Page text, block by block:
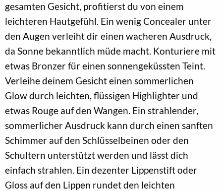
gesamten Gesicht, profitierst du von einem
leichteren Hautgefühl. Ein wenig Concealer unter
den Augen verleiht dir einen wacheren Ausdruck,
da Sonne bekanntlich müde macht. Konturiere mit
etwas Bronzer für einen sonnengeküssten Teint.
Verleihe deinem Gesicht einen sommerlichen
Glow durch leichten, flüssigen Highlighter und
etwas Rouge auf den Wangen. Ein strahlender,
sommerlicher Ausdruck kann durch einen sanften
Schimmer auf den Schlüsselbeinen oder den
Schultern unterstützt werden und lässt dich
einfach strahlen. Ein dezenter Lippenstift oder
Gloss auf den Lippen rundet den leichten